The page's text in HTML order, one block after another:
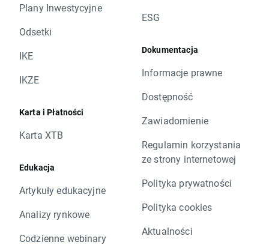
Plany Inwestycyjne
Odsetki
IKE
IKZE
Karta i Płatności
Karta XTB
Edukacja
Artykuły edukacyjne
Analizy rynkowe
Codzienne webinary
ESG
Dokumentacja
Informacje prawne
Dostępność
Zawiadomienie
Regulamin korzystania
ze strony internetowej
Polityka prywatności
Polityka cookies
Aktualności